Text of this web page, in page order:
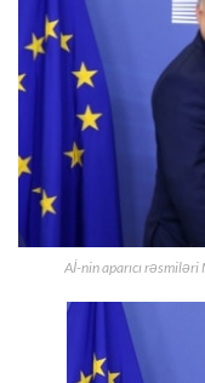
Aİ-nin aparıcı